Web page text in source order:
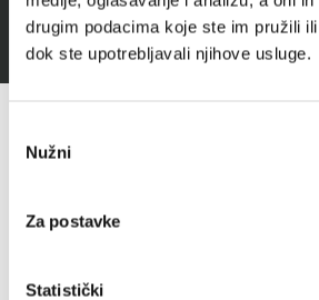
drugim podacima koje ste im pružili
dok ste upotrebljavali njihove usluge.
pristanka
Nužni
Za postavke
Statistički
Stručno savjetovanje za buduće
ostvarite do 10 %
Povremeno ćemo Vam slati slatke
tekstove i akcije, a kod za popust
*Provjeriti neželjenu poštu.